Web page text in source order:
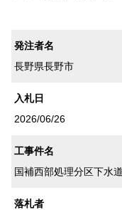
発注者名
長野県長野市
入札日
2026/06/26
工事件名
国補西部処理分区下水
落札者